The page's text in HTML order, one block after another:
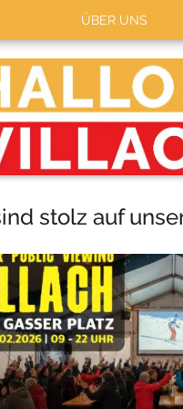
ÜBER UNS
stolz auf